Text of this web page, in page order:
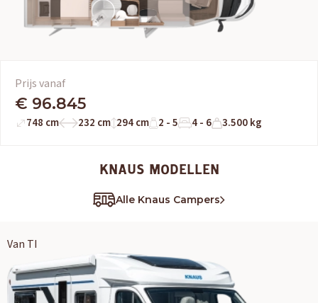
Prijs vanaf
€ 96.845
748 cm 232 cm 294 cm 2 - 5 4 - 6 3.500 kg
KNAUS MODELLEN
Alle Knaus Campers
Van TI